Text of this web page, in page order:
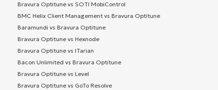
Bravura Optitune vs SOTI MobiControl
BMC Helix Client Management vs Bravura Optitune
Baramundi vs Bravura Optitune
Bravura Optitune vs Hexnode
Bravura Optitune vs ITarian
Bacon Unlimited vs Bravura Optitune
Bravura Optitune vs Level
Bravura Optitune vs GoTo Resolve